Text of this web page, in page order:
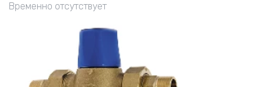
Временно отсутствует